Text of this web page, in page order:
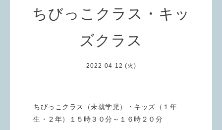
ちびっこクラス・キッ
ズクラス
2022-04-12 (火)
ちびっこクラス（未就学児）・キッズ（１年
生・２年）１５時３０分～１６時２０分